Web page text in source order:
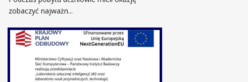
zobaczyć najważn...